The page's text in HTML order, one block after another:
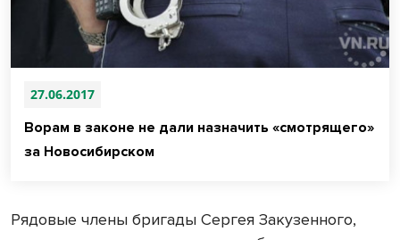
27.06.2017
Ворам в законе не дали назначить «смотрящего»
за Новосибирском
Рядовые члены бригады Сергея Закузенного,